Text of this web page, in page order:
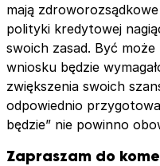
mają
polityki kredytowej
swoich zasad. Być
wniosku będzie
zwiększenia swoich
odpowiednio
będzie” nie powinno
Zapraszam do